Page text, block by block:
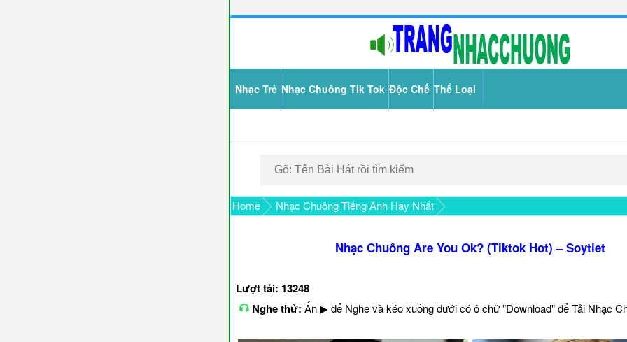
Nhạc Trẻ Nhạc Chuông Tik Tok Độc Chế Thể Loại
Home Nhạc Chuông Tiếng Anh Hay Nhất
Nhạc Chuông Are You Ok? (Tiktok Hot) – Soytiet
Lượt tải: 13248
Nghe thử: Ấn ▶ để Nghe và kéo xuống dưới có ô chữ "Download" để Tải Nhạc